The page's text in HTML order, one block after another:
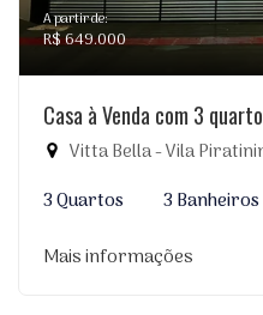
A partir de:
R$ 649.000
Casa à Venda com 3
Vitta Bella - Vila
3 Quartos
3 Banheiros
Mais informações